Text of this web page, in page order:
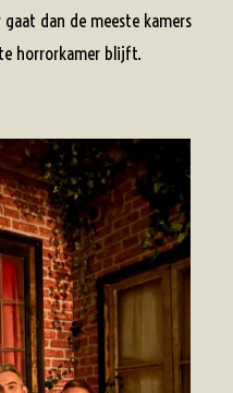
dan de meeste kamers
horrorkamer blijft.